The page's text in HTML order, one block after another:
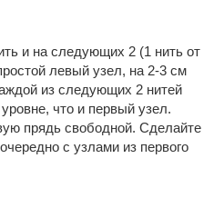
и на следующих 2 (1 нить от
левый узел, на 2-3 см
из следующих 2 нитей
что и первый узел.
прядь свободной. Сделайте
с узлами из первого